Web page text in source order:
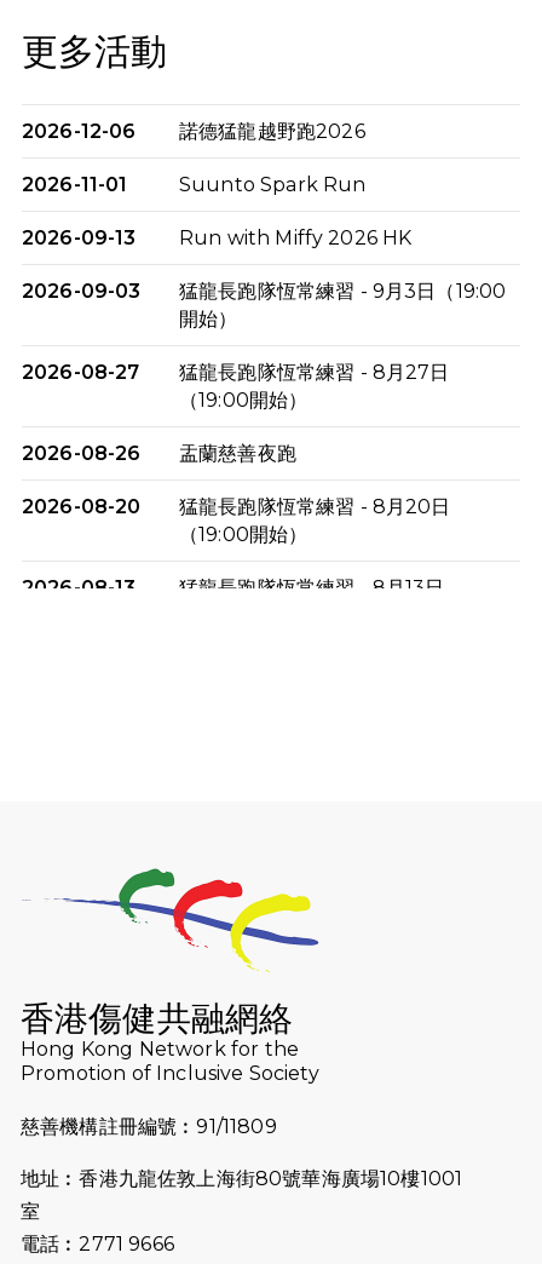
更多活動
2026-12-06 諾德猛龍越野跑2026
2026-11-01 Suunto Spark Run
2026-09-13 Run with Miffy 2026 HK
2026-09-03
猛龍長跑隊恆常練習 - 9月3日（19:00
開始）
2026-08-27
猛龍長跑隊恆常練習 - 8月27日
（19:00開始）
2026-08-26 盂蘭慈善夜跑
2026-08-20
猛龍長跑隊恆常練習 - 8月20日
（19:00開始）
2026-08-13
猛龍長跑隊恆常練習 - 8月13日
2026-07-23
猛龍長跑隊恆常練習 - 7月23日
（19:00開始）
猛龍長跑隊恆常練習 - 7月16日
2026-07-10
【猛龍戈壁118公里分享暨香港傷健共
融網絡15周年晚宴】
2026-07-09
猛龍長跑隊恆常練習 - 7月9日（19:00
2026-07-02
香港傷健共融網絡
Hong Kong Network for the
Promotion of Inclusive Society
慈善機構註冊編號︰91/11809
地址︰香港九龍佐敦上海街80號華海廣場10樓1001
室
電話︰2771 9666